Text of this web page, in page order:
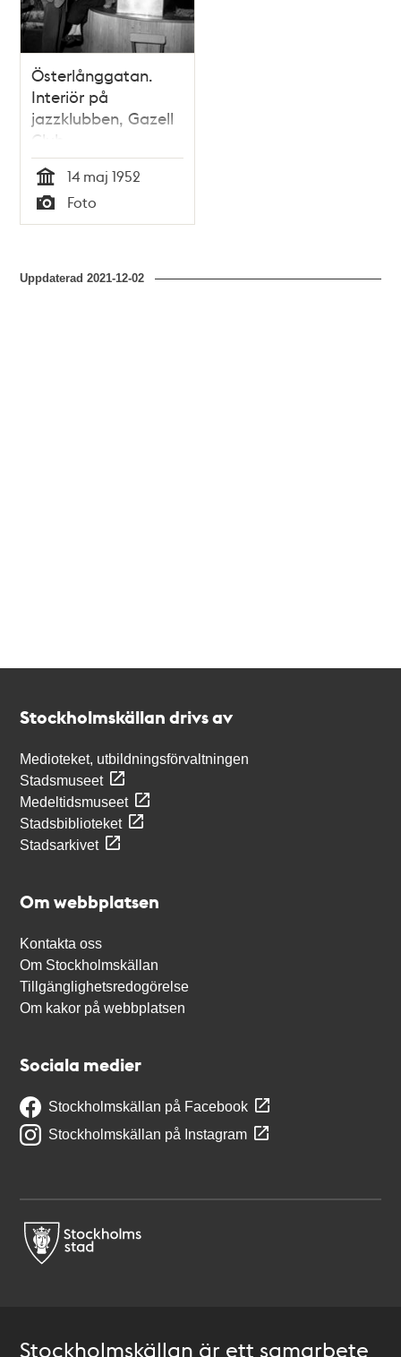
Österlånggatan.
Interiör på
jazzklubben, Gazell
Club
Tid
14 maj 1952
Typ
Foto
Uppdaterad2021-12-02
Stockholmskällan drivs av
Medioteket, utbildningsförvaltningen
Stadsmuseet
Medeltidsmuseet
Stadsbiblioteket
Stadsarkivet
Om webbplatsen
Kontakta oss
Om Stockholmskällan
Tillgänglighetsredogörelse
Om kakor på webbplatsen
Sociala medier
Stockholmskällan på Facebook
Stockholmskällan på Instagram
Stockholmskällan är ett samarbete